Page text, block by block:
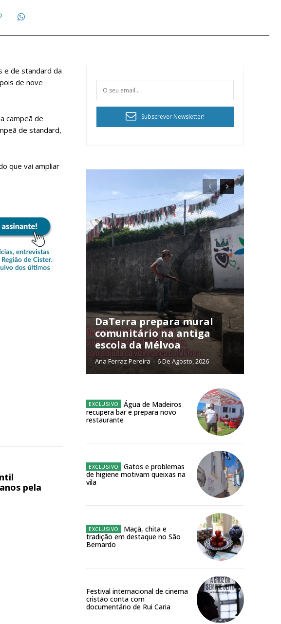
este serviço público!
e versões digitais.
ASSINATURA
DIGITAL ANUAL
Acesso aos conteúdos Exclusivos para
e de standard da
de nove
campeã de
de standard,
que vai ampliar
pela
Subscrever Newsletter!
DaTerra prepara mural
comunitário na antiga
escola da Mélvoa
Ana Ferraz Pereira - 6 De Agosto, 2026
Água de Madeiros
recupera bar e prepara novo
restaurante
Gatos e problemas
de higiene motivam queixas na
vila
Maçã, chita e
tradição em destaque no São
Bernardo
Festival internacional de cinema
cristão conta com
documentário de Rui Caria